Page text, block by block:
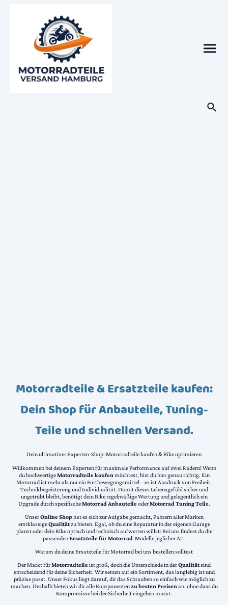
Motorradteile & Ersatzteile kaufen:
Dein Shop für Anbauteile, Tuning-
Teile und schnellen Versand.
Dein ultimativer Experten-Shop: Motorradteile kaufen & Bike optimieren
Willkommen bei deinem Experten für maximale Performance auf zwei Rädern! Wenn
du hochwertigeMotorradteile kaufen möchtest, bist du hier genau richtig. Ein
Motorrad ist mehr als nur ein Fortbewegungsmittel – es ist Ausdruck von Freiheit,
Technikbegeisterung und Individualität. Damit dieses Lebensgefühl sicher und
ungetrübt bleibt, benötigt dein Bike regelmäßige Wartung und gelegentlich ein
Upgrade durch spezifischeMotorrad AnbauteileoderMotorrad Tuning Teile.
UnserOnline Shophat es sich zur Aufgabe gemacht, Fahrern aller Marken
erstklassigeQualitätzu bieten. Egal, ob du eine Reparatur in der eigenen Garage
planst oder dein Bike optisch und technisch aufwerten willst: Bei uns findest du die
passendenErsatzteile für Motorrad-Modelle jeglicher Art.
Warum du deine Ersatzteile für Motorrad bei uns bestellen solltest
Der Markt fürMotorradteileist groß, doch die Unterschiede in derQualitätsind
entscheidend für deine Sicherheit. Wir setzen auf ein Sortiment, das langlebig ist und
präzise passt. Unser Fokus liegt darauf, dir das Schrauben so einfach wie möglich zu
machen. Deshalb bieten wir dir alle Komponentenzu besten Preisenan, ohne dass du
Kompromisse bei der Sicherheit eingehen musst.